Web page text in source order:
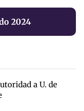
2024
a U. de